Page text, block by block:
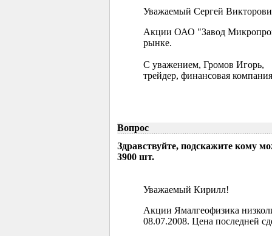
Уважаемый Сергей
Акции ОАО "Завод
рынке.
С уважением, Громов Игорь,
трейдер, финансовая
Вопрос
Здравствуйте, подскажите кому
3900 шт.
Уважаемый Кирилл!
Акции Ямалгеофизика
08.07.2008. Цена последней